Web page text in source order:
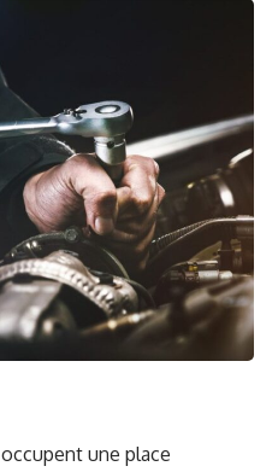
occupent une place